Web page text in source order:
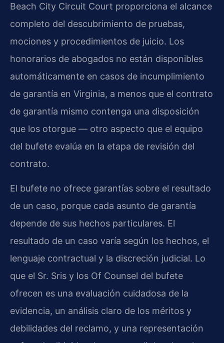
Beach City Circuit Court proporciona el alcance
completo del descubrimiento de pruebas,
mociones y procedimientos de juicio. Los
honorarios de abogados no están disponibles
automáticamente en casos de incumplimiento
de garantía en Virginia, a menos que el contrato
de garantía mismo contenga una disposición
que los otorgue — otro aspecto que el equipo
del bufete evalúa en la etapa de revisión del
contrato.
El bufete no ofrece garantías sobre el resultado
de un caso, porque cada asunto de garantía
depende de sus hechos particulares. El
resultado de un caso varía según los hechos, el
lenguaje contractual y la discreción judicial. Lo
que el Sr. Sris y los Of Counsel del bufete
ofrecen es una evaluación cuidadosa de la
evidencia, un análisis claro de los méritos y
debilidades del reclamo, y una representación